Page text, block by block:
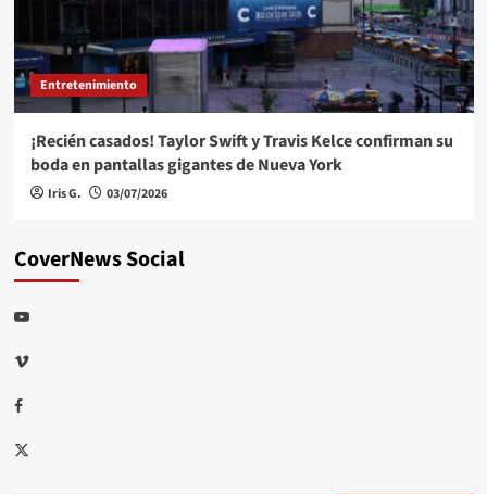
Entretenimiento
¡Recién casados! Taylor Swift y Travis Kelce confirman su
boda en pantallas gigantes de Nueva York
Iris G. 03/07/2026
CoverNews Social
Youtube
Vimeo
Facebook
Twitter